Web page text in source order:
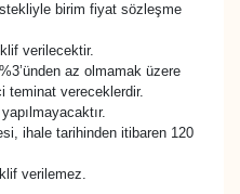
birim fiyat sözleşme
verilecektir.
az olmamak üzere
teminat vereceklerdir.
ihale tarihinden itibaren 120
verilemez.